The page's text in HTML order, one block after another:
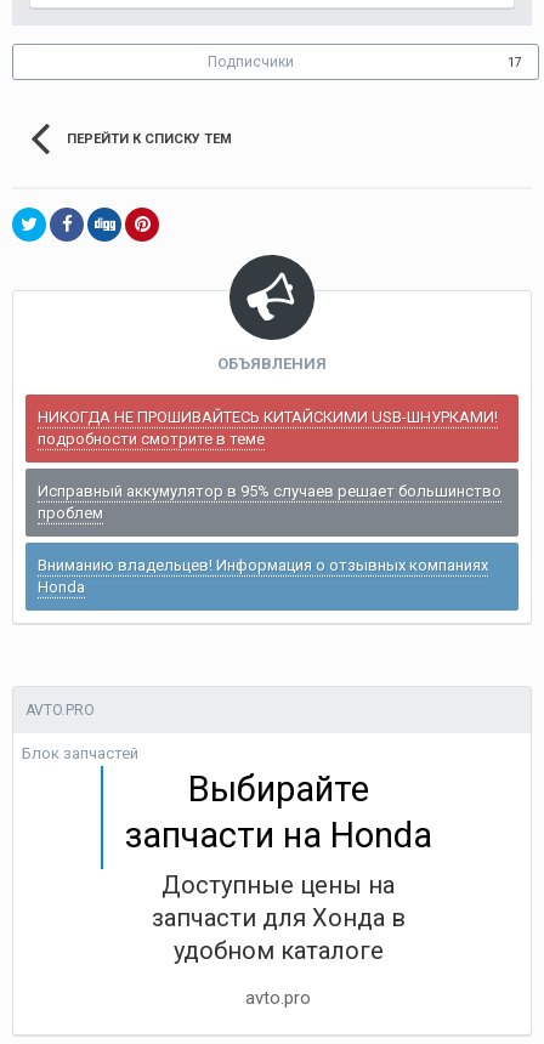
Подписчики 17
ПЕРЕЙТИ К СПИСКУ ТЕМ
ОБЪЯВЛЕНИЯ
НИКОГДА НЕ ПРОШИВАЙТЕСЬ КИТАЙСКИМИ USB-ШНУРКАМИ!
подробности смотрите в теме
Исправный аккумулятор в 95% случаев решает большинство
проблем
Вниманию владельцев! Информация о отзывных компаниях
Honda
AVTO.PRO
Блок запчастей
Выбирайте
запчасти на Honda
Доступные цены на
запчасти для Хонда в
удобном каталоге
avto.pro